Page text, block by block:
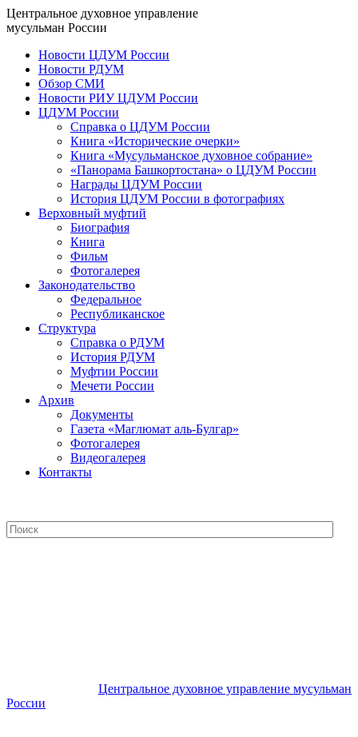
Центральное духовное управление
мусульман России
Новости ЦДУМ России
Новости РДУМ
Обзор СМИ
Новости РИУ ЦДУМ России
ЦДУМ России
Справка о ЦДУМ России
Книга «Исторические очерки»
Книга «Мусульманское духовное собрание»
«Панорама Башкортостана» о ЦДУМ России
Награды ЦДУМ России
История ЦДУМ России в фотографиях
Верховный муфтий
Биография
Книга
Фильм
Фотогалерея
Законодательство
Федеральное
Республиканское
Структура
Справка о РДУМ
История РДУМ
Муфтии России
Мечети России
Архив
Документы
Газета «Маглюмат аль-Булгар»
Фотогалерея
Видеогалерея
Контакты
Центральное духовное управление мусульман
России